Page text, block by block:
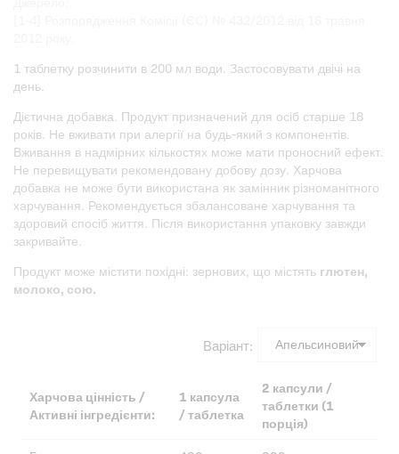
1 таблетку розчинити в 200 мл води. Застосовувати двічі на
день.
Дієтична добавка. Продукт призначений для осіб старше 18
років. Не вживати при алергії на будь-який з компонентів.
Вживання в надмірних кількостях може мати проносний ефект.
Не перевищувати рекомендовану добову дозу. Харчова
добавка не може бути використана як замінник різноманітного
харчування. Рекомендується збалансоване харчування та
здоровий спосіб життя. Після використання упаковку завжди
закривайте.
Продукт може містити похідні: зернових, що містять глютен,
молоко, сою.
Варіант:
Харчова цінність /
Активні інгредієнти:
1 капсула
/ таблетка
2 капсули /
таблетки (1
порція)